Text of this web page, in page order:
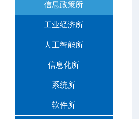
信息政策所
工业经济所
人工智能所
信息化所
系统所
软件所